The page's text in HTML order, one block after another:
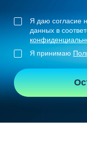
Я даю согласие
данных в
Я принимаю